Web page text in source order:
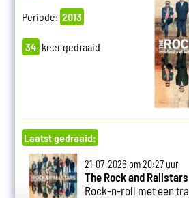
Periode: 2013
34 keer gedraaid
Laatst gedraaid:
21-07-2026 om 20:27 uur
The Rock and Rallstars
Rock-n-roll met een